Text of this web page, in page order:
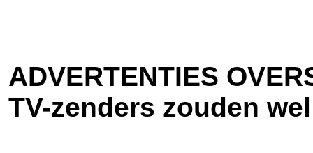
ADVERTENTIES
TV-zenders zouden